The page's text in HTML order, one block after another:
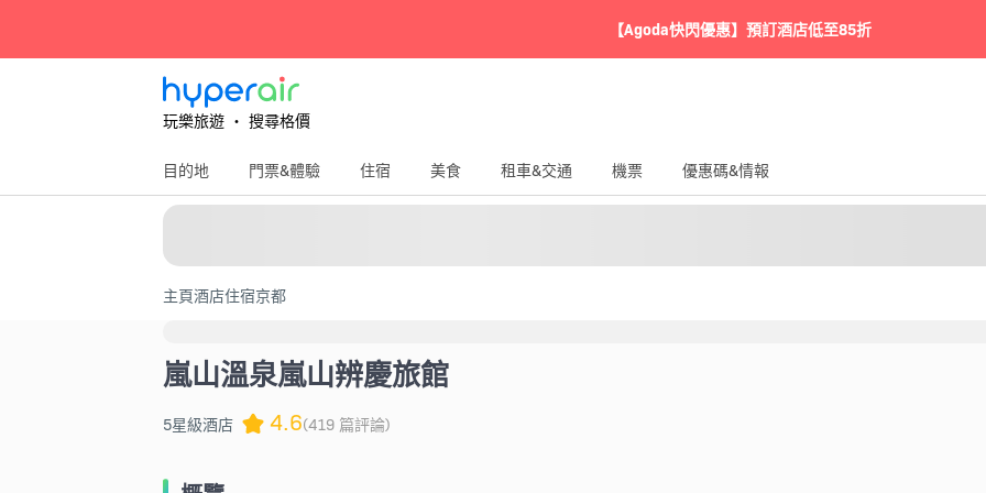
【Agoda快閃優惠】預訂酒店低至85折
玩樂旅遊 ‧ 搜尋格價
目的地 門票&體驗 住宿 美食 租車&交通 機票 優惠碼&情報
主頁酒店住宿京都
嵐山溫泉嵐山辨慶旅館
5星級酒店 4.6(419 篇評論)